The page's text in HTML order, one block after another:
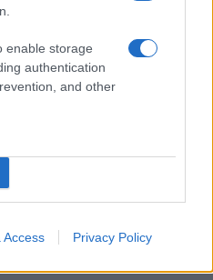
enable storage
authentication
and other
Access Privacy Policy
(VIDEO in FOTO) Novo padel